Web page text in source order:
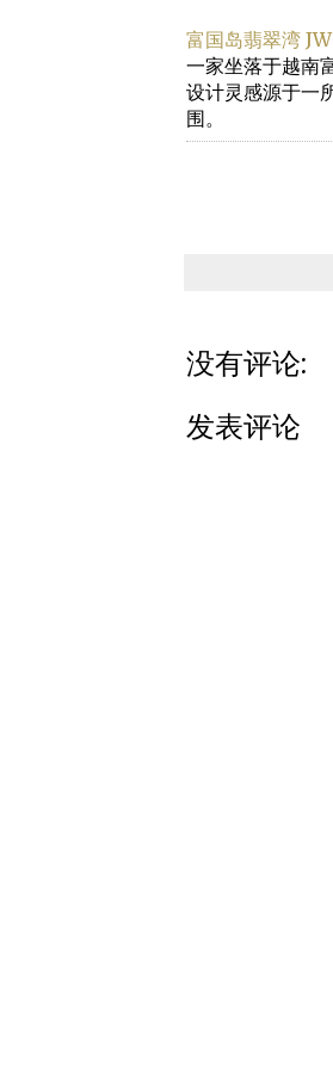
富国岛翡翠湾
一家坐落于越南
设计灵感源于一
围。
没有评论:
发表评论